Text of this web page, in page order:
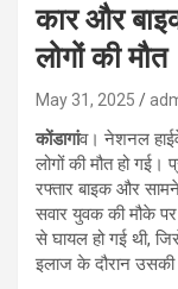
कार और
लोगों की मौत
May 31, 2025
कोंडागांव। नेशनल
लोगों की मौत हो गई।
रफ्तार बाइक और
सवार युवक की मौके
से घायल हो गई थी,
इलाज के दौरान उसकी